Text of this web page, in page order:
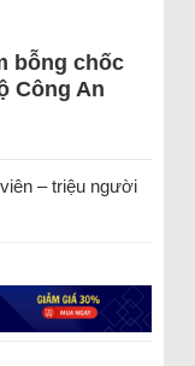
bỗng chốc
Công An
– triệu người